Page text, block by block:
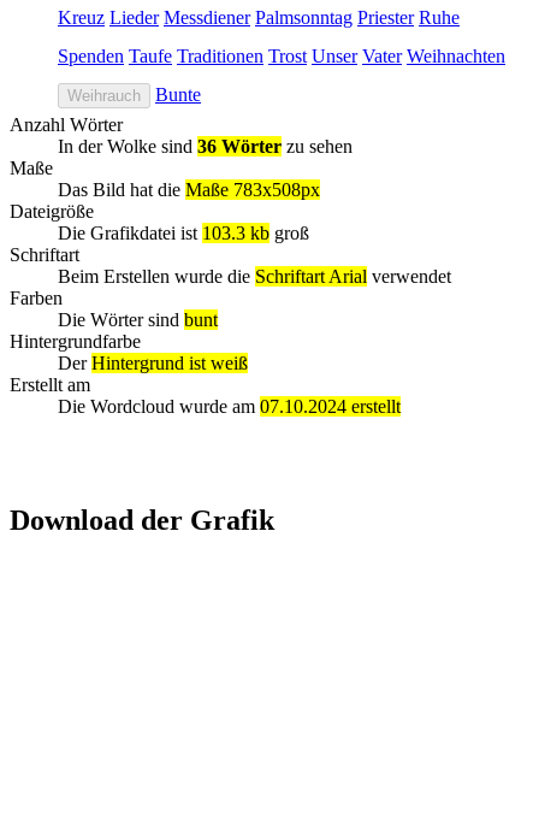
Kreuz Lieder Messdiener Palmsonntag Priester Ruhe
Spenden Taufe Traditionen Trost Unser Vater Weihnachten
Weihrauch
Bunte
Anzahl Wörter
In der Wolke sind 36 Wörter zu sehen
Maße
Das Bild hat die Maße 783x508px
Dateigröße
Die Grafikdatei ist 103.3 kb groß
Schriftart
Beim Erstellen wurde die Schriftart Arial verwendet
Farben
Die Wörter sind bunt
Hintergrundfarbe
DerHintergrund ist weiß
Erstellt am
Die Wordcloud wurde am 07.10.2024 erstellt
Download der Grafik